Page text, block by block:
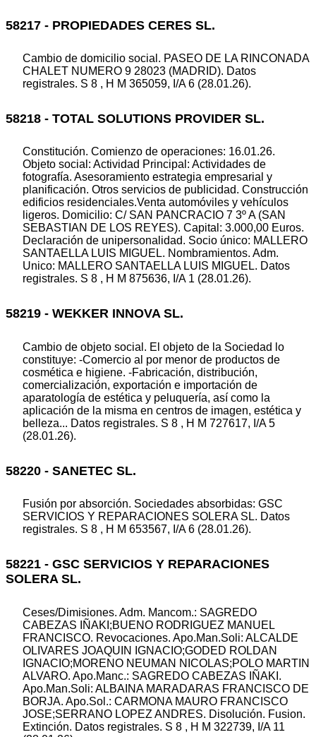
58217 - PROPIEDADES CERES SL.
Cambio de domicilio social. PASEO DE LA RINCONADA
CHALET NUMERO 9 28023 (MADRID). Datos
registrales. S 8 , H M 365059, I/A 6 (28.01.26).
58218 - TOTAL SOLUTIONS PROVIDER SL.
Constitución. Comienzo de operaciones: 16.01.26.
Objeto social: Actividad Principal: Actividades de
fotografía. Asesoramiento estrategia empresarial y
planificación. Otros servicios de publicidad. Construcción
edificios residenciales.Venta automóviles y vehículos
ligeros. Domicilio: C/ SAN PANCRACIO 7 3º A (SAN
SEBASTIAN DE LOS REYES). Capital: 3.000,00 Euros.
Declaración de unipersonalidad. Socio único: MALLERO
SANTAELLA LUIS MIGUEL. Nombramientos. Adm.
Unico: MALLERO SANTAELLA LUIS MIGUEL. Datos
registrales. S 8 , H M 875636, I/A 1 (28.01.26).
58219 - WEKKER INNOVA SL.
Cambio de objeto social. El objeto de la Sociedad lo
constituye: -Comercio al por menor de productos de
cosmética e higiene. -Fabricación, distribución,
comercialización, exportación e importación de
aparatología de estética y peluquería, así como la
aplicación de la misma en centros de imagen, estética y
belleza... Datos registrales. S 8 , H M 727617, I/A 5
(28.01.26).
58220 - SANETEC SL.
Fusión por absorción. Sociedades absorbidas: GSC
SERVICIOS Y REPARACIONES SOLERA SL. Datos
registrales. S 8 , H M 653567, I/A 6 (28.01.26).
58221 - GSC SERVICIOS Y REPARACIONES
SOLERA SL.
Ceses/Dimisiones. Adm. Mancom.: SAGREDO
CABEZAS IÑAKI;BUENO RODRIGUEZ MANUEL
FRANCISCO. Revocaciones. Apo.Man.Soli: ALCALDE
OLIVARES JOAQUIN IGNACIO;GODED ROLDAN
IGNACIO;MORENO NEUMAN NICOLAS;POLO MARTIN
ALVARO. Apo.Manc.: SAGREDO CABEZAS IÑAKI.
Apo.Man.Soli: ALBAINA MARADARAS FRANCISCO DE
BORJA. Apo.Sol.: CARMONA MAURO FRANCISCO
JOSE;SERRANO LOPEZ ANDRES. Disolución. Fusion.
Extinción. Datos registrales. S 8 , H M 322739, I/A 11